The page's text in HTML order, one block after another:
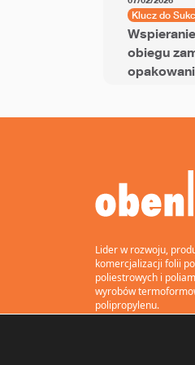
Klucz do
obiegu
Lider w rozwoju,
komercjalizacji folii
poliestrowych i
wyrobów
polipropylenu.